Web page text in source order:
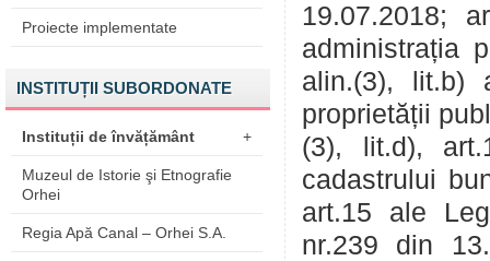
Proiecte implementate
INSTITUȚII SUBORDONATE
Instituții de învățământ +
Muzeul de Istorie şi Etnografie
Orhei
Regia Apă Canal – Orhei S.A.
19.07.2018;
administrația
alin.(3), lit.b)
proprietății
(3), lit.d),
cadastrului
art.15 ale
nr.239 din